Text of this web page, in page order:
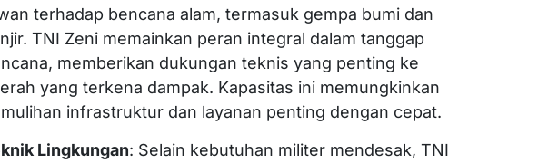
terhadap bencana alam, termasuk gempa bumi dan
TNI Zeni memainkan peran integral dalam tanggap
memberikan dukungan teknis yang penting ke
yang terkena dampak. Kapasitas ini memungkinkan
infrastruktur dan layanan penting dengan cepat.
Lingkungan: Selain kebutuhan militer mendesak, TNI